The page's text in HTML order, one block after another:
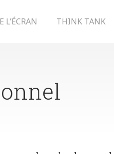
L’ÉCRAN THINK TANK